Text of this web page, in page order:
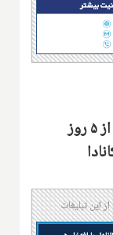
مسافران عزیز توجه فرمایند: در ۳ روز از ۵ روز
این تبلیغات